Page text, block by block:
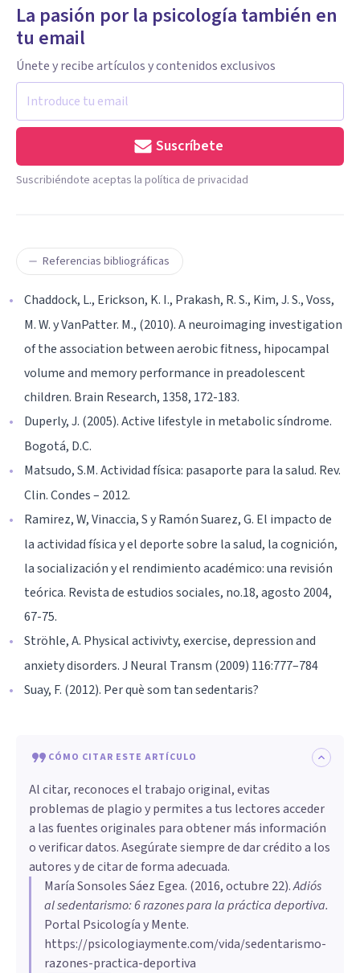
La pasión por la psicología también en
tu email
Únete y recibe artículos y contenidos exclusivos
Suscríbete
Suscribiéndote aceptas la política de privacidad
Referencias bibliográficas
Chaddock, L., Erickson, K. I., Prakash, R. S., Kim, J. S., Voss,
M. W. y VanPatter. M., (2010). A neuroimaging investigation
of the association between aerobic fitness, hipocampal
volume and memory performance in preadolescent
children. Brain Research, 1358, 172-183.
Duperly, J. (2005). Active lifestyle in metabolic síndrome.
Bogotá, D.C.
Matsudo, S.M. Actividad física: pasaporte para la salud. Rev.
Clin. Condes – 2012.
Ramirez, W, Vinaccia, S y Ramón Suarez, G. El impacto de
la actividad física y el deporte sobre la salud, la cognición,
la socialización y el rendimiento académico: una revisión
teórica. Revista de estudios sociales, no.18, agosto 2004,
67-75.
Ströhle, A. Physical activivty, exercise, depression and
anxiety disorders. J Neural Transm (2009) 116:777–784
Suay, F. (2012). Per què som tan sedentaris?
CÓMO CITAR ESTE ARTÍCULO
Al citar, reconoces el trabajo original, evitas
problemas de plagio y permites a tus lectores acceder
a las fuentes originales para obtener más información
o verificar datos. Asegúrate siempre de dar crédito a los
autores y de citar de forma adecuada.
María Sonsoles Sáez Egea. (2016, octubre 22).Adiós
al sedentarismo: 6 razones para la práctica deportiva.
Portal Psicología y Mente.
https://psicologiaymente.com/vida/sedentarismo-
razones-practica-deportiva